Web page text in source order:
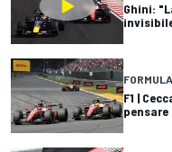
Ghini:
F1 |